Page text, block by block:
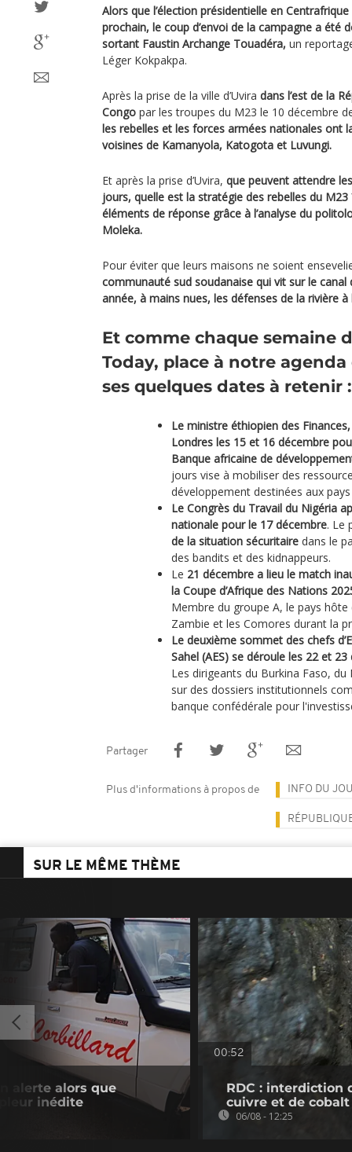
Alors que l’élection présidentielle en
prochain, le coup d’envoi de la campagne a été
sortant Faustin Archange Touadéra, un
Léger Kokpakpa.
Après la prise de la ville d’Uvira dans l’est de la
Congo par les troupes du M23 le 10 décembre
les rebelles et les forces armées nationales ont
voisines de Kamanyola, Katogota et Luvungi.
Et après la prise d’Uvira, que peuvent attendre
jours, quelle est la stratégie des rebelles du
éléments de réponse grâce à l’analyse du
Moleka.
Pour éviter que leurs maisons ne soient
communauté sud soudanaise qui vit sur le
année, à mains nues, les défenses de la rivière à
Et comme chaque semaine
Today, place à notre
ses quelques dates à retenir :
Le ministre éthiopien des
Londres les 15 et 16 décembre
Banque africaine de
jours vise à mobiliser des
développement destinées aux
Le Congrès du Travail du Nigéria
nationale pour le 17 décembre. Le
de la situation sécuritaire dans le
des bandits et des kidnappeurs.
Le 21 décembre a lieu le match
la Coupe d’Afrique des Nations
Membre du groupe A, le pays
Zambie et les Comores durant la
Le deuxième sommet des chefs
Sahel (AES) se déroule les 22 et
Les dirigeants du Burkina Faso,
sur des dossiers institutionnels
banque confédérale pour
Partager
Plus d'informations à propos de INFO DU
SUR LE MÊME THÈME
alerte alors que
inédite
00:52
RDC : interdiction
cuivre et de cobalt
06/08 - 12:25